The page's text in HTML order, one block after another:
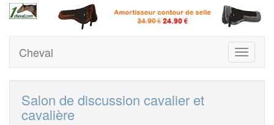
Toggle
Cheval
Salon de discussion cavalier et
cavalière